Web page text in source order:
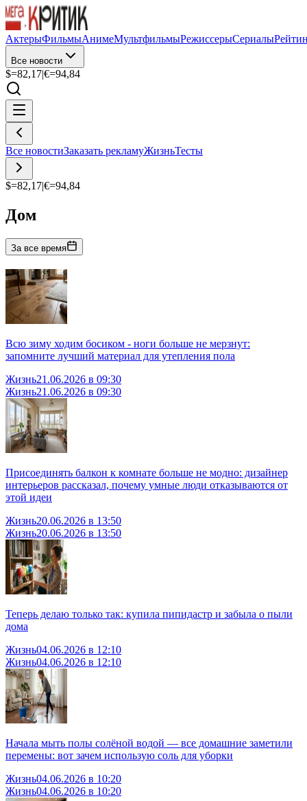
АктерыФильмыАнимеМультфильмыРежиссерыСериалы
Все новости
$=82,17|€=94,84
Все новостиЗаказать рекламуЖизньТесты
$=82,17|€=94,84
Дом
За все время
Всю зиму ходим босиком - ноги больше не мерзнут:
запомните лучший материал для утепления пола
Жизнь21.06.2026 в 09:30
Жизнь21.06.2026 в 09:30
Присоединять балкон к комнате больше не модно: дизайнер
интерьеров рассказал, почему умные люди отказываются от
этой идеи
Жизнь20.06.2026 в 13:50
Жизнь20.06.2026 в 13:50
Теперь делаю только так: купила пипидастр и забыла о пыли
дома
Жизнь04.06.2026 в 12:10
Жизнь04.06.2026 в 12:10
Начала мыть полы солёной водой — все домашние заметили
перемены: вот зачем использую соль для уборки
Жизнь04.06.2026 в 10:20
Жизнь04.06.2026 в 10:20